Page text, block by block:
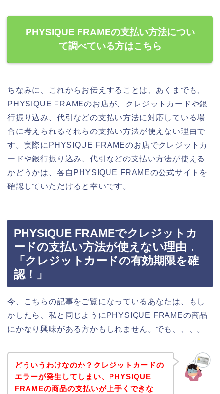
PHYSIQUE FRAMEの支払い方法につい
て調べている方はこちら
ちなみに、これからお伝えすることは、あくまでも、
PHYSIQUE FRAMEのお店が、クレジットカードや銀
行振り込み、代引などの支払い方法に対応している場
合に考えられるそれらの支払い方法が使えない理由で
す。実際にPHYSIQUE FRAMEのお店でクレジットカ
ードや銀行振り込み、代引などの支払い方法が使える
かどうかは、各自PHYSIQUE FRAMEの公式サイトを
確認していただけると幸いです。
PHYSIQUE FRAMEでクレジットカ
ードの支払い方法が使えない理由．
「クレジットカードの有効期限を確
認！」
今、こちらの記事をご覧になっているあなたは、もし
かしたら、私と同じようにPHYSIQUE FRAMEの商品
にかなり興味がある方かもしれません。でも、、、。
どういうわけなのか？クレジットカードの
エラーが発生してしまい、PHYSIQUE
FRAMEの商品の支払いが上手くできな